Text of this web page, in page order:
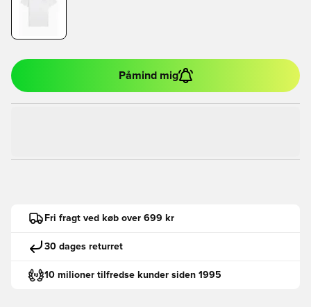
Påmind mig
Fri fragt ved køb over 699 kr
30 dages returret
10 milioner tilfredse kunder siden 1995